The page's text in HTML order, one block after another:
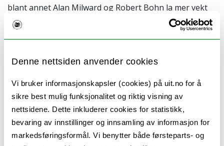
Denne nettsiden anvender cookies
Vi bruker informasjonskapsler (cookies) på uit.no for å
sikre best mulig funksjonalitet og riktig visning av
nettsidene. Dette inkluderer cookies for statistikk,
bevaring av innstillinger og innsamling av informasjon for
markedsføringsformål. Vi benytter både førsteparts- og
blant annet Alan Milward og Robert Bohn la mer vekt
på (motstridende) tyske ambisjoner og komparative
Todtsmålsetninger blitt studert av norske historikere
og arbeidspakke B tar som utgangspunkt den
betydelige tilgjengelige litteraturen om nazistatens
polykratiske natur. Men mens dette først og fremst har
blitt brukt som en modell for å forklare utviklingen i
Tyskland, har den ikke tidligere blitt tatt i bruk for å